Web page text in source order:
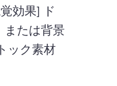
効果] ド
または背景
ック素材